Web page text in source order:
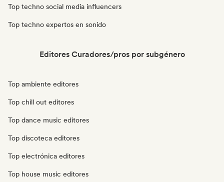
Top techno social media influencers
Top techno expertos en sonido
Editores Curadores/pros por subgénero
Top ambiente editores
Top chill out editores
Top dance music editores
Top discoteca editores
Top electrónica editores
Top house music editores